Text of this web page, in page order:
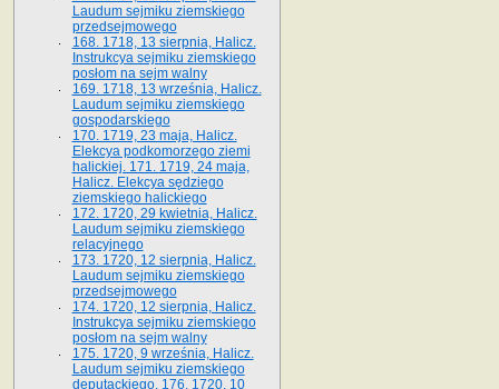
Laudum sejmiku ziemskiego
przedsejmowego
168. 1718, 13 sierpnia, Halicz.
Instrukcya sejmiku ziemskiego
posłom na sejm walny
169. 1718, 13 września, Halicz.
Laudum sejmiku ziemskiego
gospodarskiego
170. 1719, 23 maja, Halicz.
Elekcya podkomorzego ziemi
halickiej. 171. 1719, 24 maja,
Halicz. Elekcya sędziego
ziemskiego halickiego
172. 1720, 29 kwietnia, Halicz.
Laudum sejmiku ziemskiego
relacyjnego
173. 1720, 12 sierpnia, Halicz.
Laudum sejmiku ziemskiego
przedsejmowego
174. 1720, 12 sierpnia, Halicz.
Instrukcya sejmiku ziemskiego
posłom na sejm walny
175. 1720, 9 września, Halicz.
Laudum sejmiku ziemskiego
deputackiego. 176. 1720, 10